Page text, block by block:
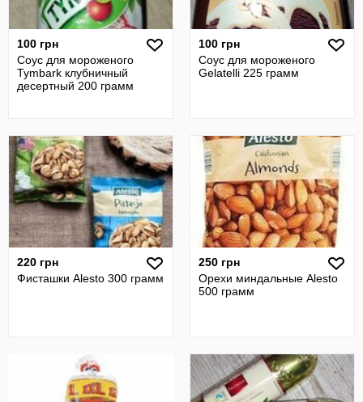
100 грн
Соус для мороженого
Tymbark клубничный
десертный 200 грамм
100 грн
Соус для мороженого
Gelatelli 225 грамм
220 грн
Фисташки Alesto 300 грамм
250 грн
Орехи миндальные Alesto
500 грамм